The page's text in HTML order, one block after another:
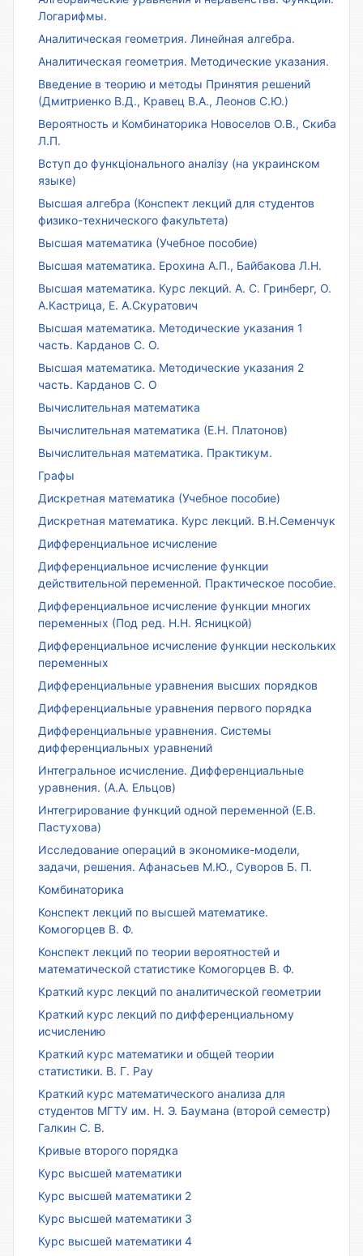
Логарифмы.
Аналитическая геометрия. Линейная алгебра.
Аналитическая геометрия. Методические указания.
Введение в теорию и методы Принятия решений
(Дмитриенко В.Д., Кравец В.А., Леонов С.Ю.)
Вероятность и Комбинаторика Новоселов О.В., Скиба
Л.П.
Вступ до функціонального аналізу (на украинском
языке)
Высшая алгебра (Конспект лекций для студентов
физико-технического факультета)
Высшая математика (Учебное пособие)
Высшая математика. Ерохина А.П., Байбакова Л.Н.
Высшая математика. Курс лекций. А. С. Гринберг, О.
А.Кастрица, Е. А.Скуратович
Высшая математика. Методические указания 1
часть. Карданов С. О.
Высшая математика. Методические указания 2
часть. Карданов С. О
Вычислительная математика
Вычислительная математика (Е.Н. Платонов)
Вычислительная математика. Практикум.
Графы
Дискретная математика (Учебное пособие)
Дискретная математика. Курс лекций. В.Н.Семенчук
Дифференциальное исчисление
Дифференциальное исчисление функции
действительной переменной. Практическое пособие.
Дифференциальное исчисление функции многих
переменных (Под ред. Н.Н. Ясницкой)
Дифференциальное исчисление функции нескольких
переменных
Дифференциальные уравнения высших порядков
Дифференциальные уравнения первого порядка
Дифференциальные уравнения. Системы
дифференциальных уравнений
Интегральное исчисление. Дифференциальные
уравнения. (А.А. Ельцов)
Интегрирование функций одной переменной (Е.В.
Пастухова)
Исследование операций в экономике-модели,
задачи, решения. Афанасьев М.Ю., Суворов Б. П.
Комбинаторика
Конспект лекций по высшей математике.
Комогорцев В. Ф.
Конспект лекций по теории вероятностей и
математической статистике Комогорцев В. Ф.
Краткий курс лекций по аналитической геометрии
Краткий курс лекций по дифференциальному
исчислению
Краткий курс математики и общей теории
статистики. В. Г. Рау
Краткий курс математического анализа для
студентов МГТУ им. Н. Э. Баумана (второй семестр)
Галкин С. В.
Кривые второго порядка
Курс высшей математики
Курс высшей математики 2
Курс высшей математики 3
Курс высшей математики 4